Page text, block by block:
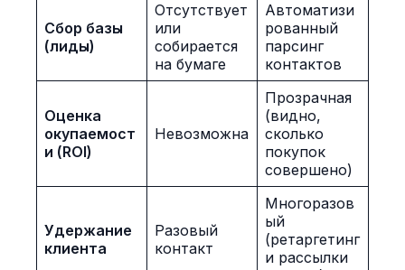
Сбор базы
(лиды)
Отсутствует
или
собирается
на бумаге
Автоматизи
рованный
парсинг
контактов
Оценка
окупаемост
и (ROI)
Невозможна
Прозрачная
(видно,
сколько
покупок
совершено)
Удержание
клиента
Разовый
контакт
Многоразов
ый
(ретаргетинг
и рассылки